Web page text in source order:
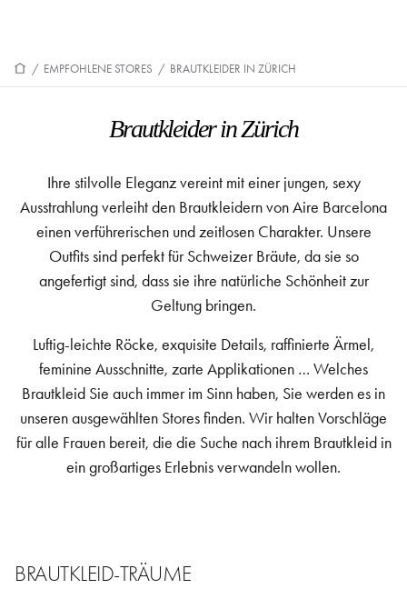
/ EMPFOHLENE STORES / BRAUTKLEIDER IN ZÜRICH
Brautkleider in Zürich
Ihre stilvolle Eleganz vereint mit einer jungen, sexy
Ausstrahlung verleiht den Brautkleidern von Aire Barcelona
einen verführerischen und zeitlosen Charakter. Unsere
Outfits sind perfekt für Schweizer Bräute, da sie so
angefertigt sind, dass sie ihre natürliche Schönheit zur
Geltung bringen.
Luftig-leichte Röcke, exquisite Details, raffinierte Ärmel,
feminine Ausschnitte, zarte Applikationen … Welches
Brautkleid Sie auch immer im Sinn haben, Sie werden es in
unseren ausgewählten Stores finden. Wir halten Vorschläge
für alle Frauen bereit, die die Suche nach ihrem Brautkleid in
ein großartiges Erlebnis verwandeln wollen.
BRAUTKLEID-TRÄUME